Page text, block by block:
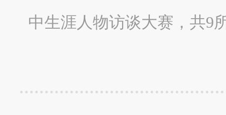
中生涯人物访谈大赛，共9